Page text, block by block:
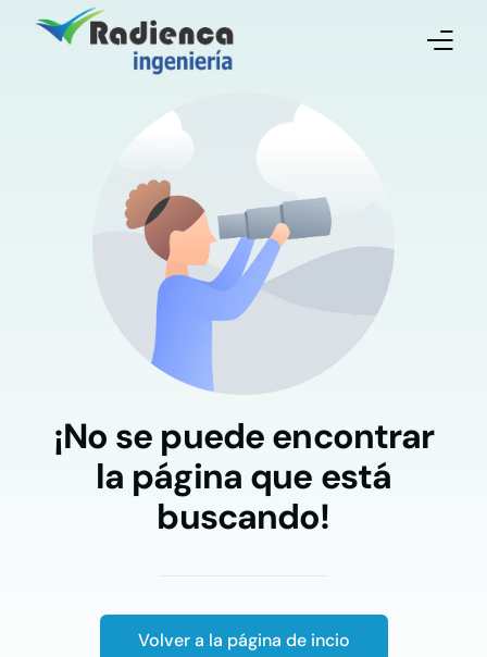
¡No se puede encontrar
la página que está
buscando!​
Volver a la página de incio
Quienes Somos